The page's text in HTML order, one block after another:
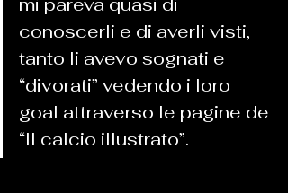
conoscerli e di averli visti,
tanto li avevo sognati e
“divorati” vedendo i loro
goal attraverso le pagine de
“Il calcio illustrato”.